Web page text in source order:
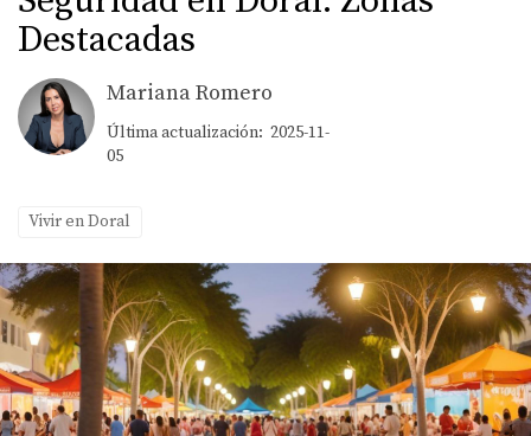
Destacadas
Mariana Romero
Última actualización: 2025-11-
05
Vivir en Doral